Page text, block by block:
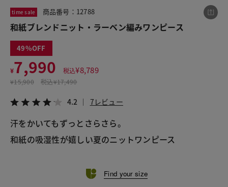
time sale 商品番号：12788
和紙ブレンドニット・ラーベン編みワンピース
49
¥7,990 税込¥8,789
¥15,900 税込¥17,490
4.2 7レビュー
汗をかいてもずっとさらさら。
和紙の吸湿性が嬉しい夏のニットワンピース
Find your size
この商品をシェアする
LINE X メール